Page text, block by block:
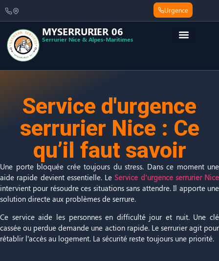
Urgence
MYSERRURIER 06
Serrurier Nice & Alpes-Maritimes
Service d'urgence
serrurier Nice : Ce
qu’il faut savoir
Une porte bloquée crée toujours du stress. Dans ce moment une
aide rapide devient essentielle. Le Service d’urgence serrurier Nice
intervient pour résoudre ces situations sans attendre. Il apporte une
solution directe aux problèmes de serrure.
Ce service aide les personnes en difficulté jour et nuit. Une clé
cassée ou perdue demande une action rapide. Le serrurier agit pour
rétablir l’accès au logement. La sécurité reste toujours une priorité.